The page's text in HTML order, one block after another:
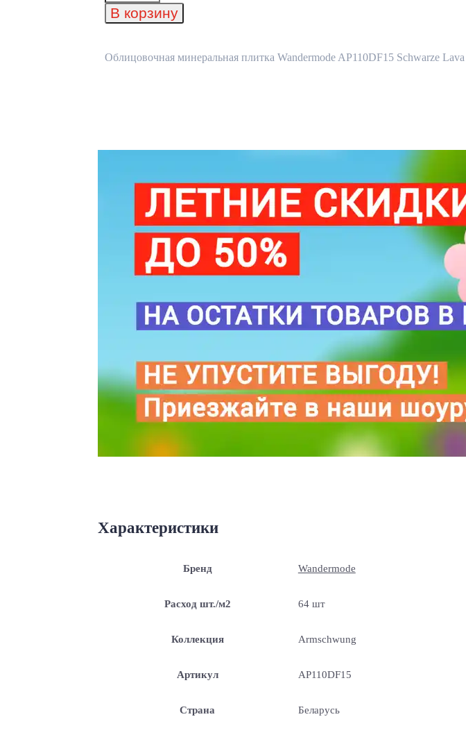
минеральная
плитка
Schwarze
В корзину
Облицовочная минеральная плитка Wandermode AP110DF15 Schwarze
Характеристики
Бренд Wandermode
Расход шт./м2 64 шт
Коллекция Armschwung
Артикул AP110DF15
Страна Беларусь